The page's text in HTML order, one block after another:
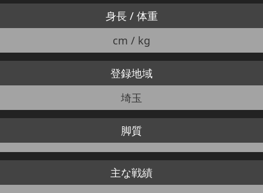
身長 / 体重
cm / kg
登録地域
埼玉
脚質
主な戦績